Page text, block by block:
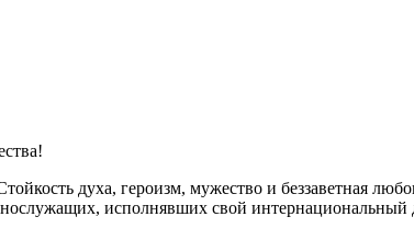
духа, героизм, мужество и беззаветная
исполнявших свой